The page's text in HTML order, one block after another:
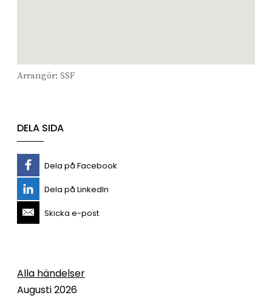
Arrangör: SSF
DELA SIDA
Dela på Facebook
Dela på LinkedIn
Skicka e-post
Alla händelser
Augusti 2026